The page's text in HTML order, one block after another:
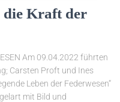
Kraft der
Am 09.04.2022 führten
Carsten Proft und Ines
Leben der Federwesen“
mit Bild und